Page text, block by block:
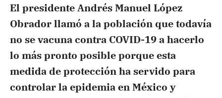
El presidente Andrés Manuel López
Obrador llamó a la población que todavía
no se vacuna contra COVID-19 a hacerlo
lo más pronto posible porque esta
medida de protección ha servido para
controlar la epidemia en México y